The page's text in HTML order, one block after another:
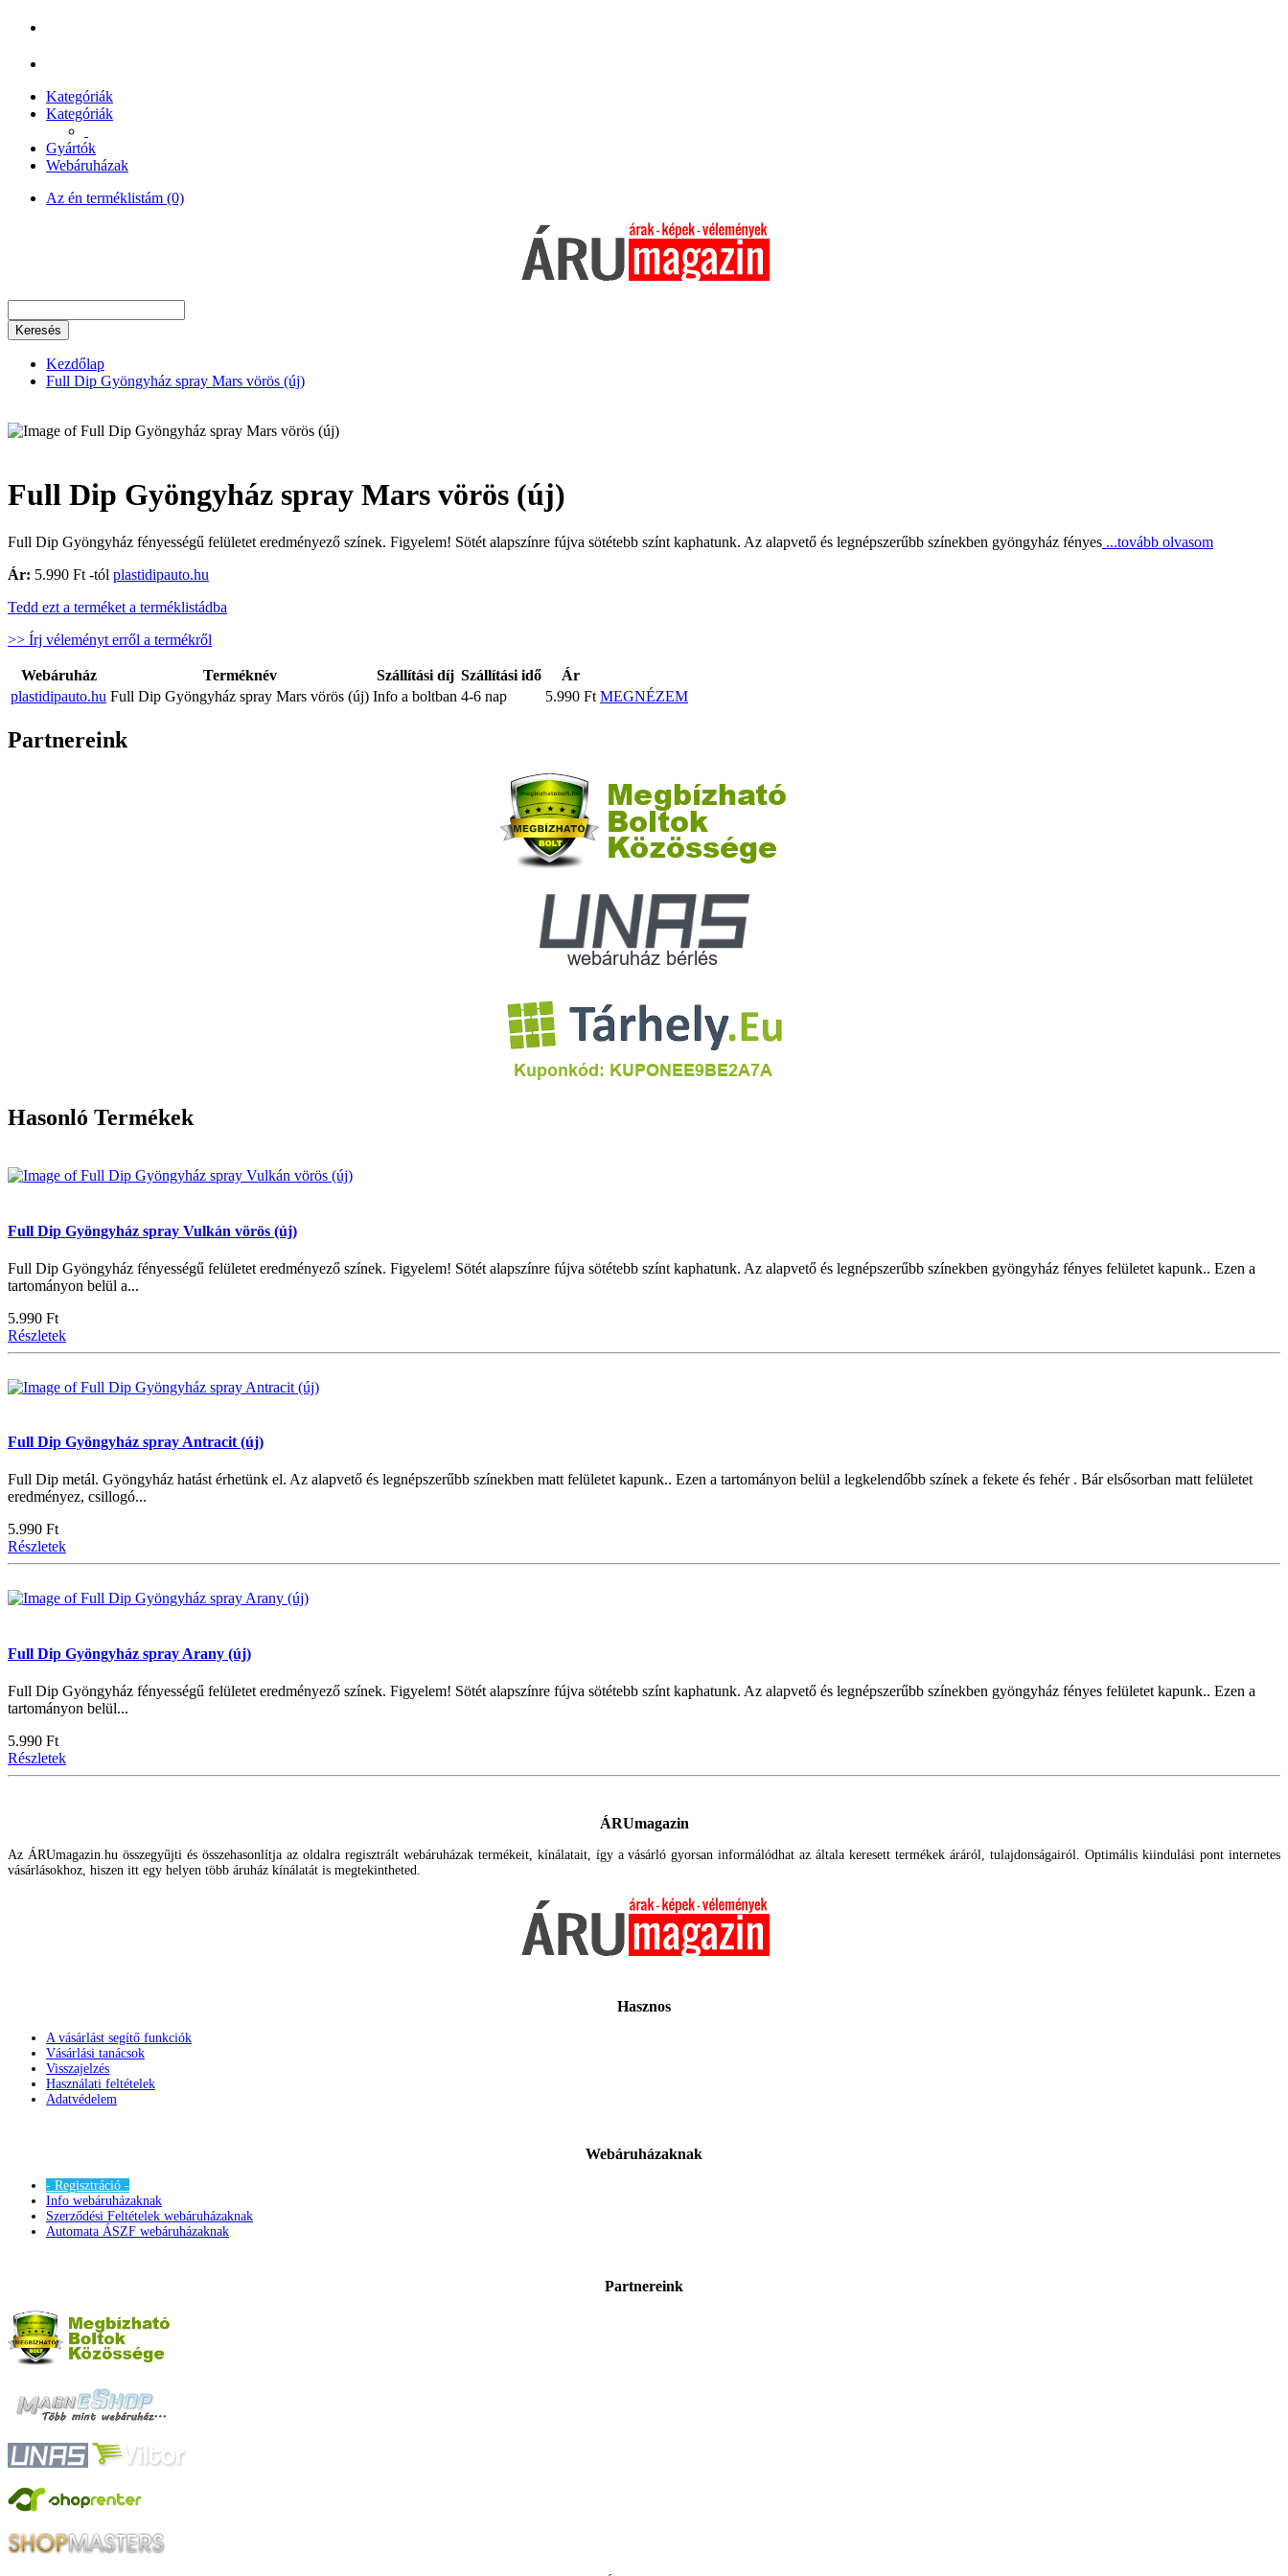
Kategóriák
Kategóriák
Gyártók
Webáruházak
Az én terméklistám (0)
Keresés
Kezdőlap
Full Dip Gyöngyház spray Mars vörös (új)
Full Dip Gyöngyház spray Mars vörös (új)
Full Dip Gyöngyház fényességű felületet eredményező színek. Figyelem! Sötét alapszínre fújva sötétebb színt kaphatunk. Az alapvető és legnépszerűbb színekben gyöngyház fényes ...tovább olvasom
Ár: 5.990 Ft -tól plastidipauto.hu
Tedd ezt a terméket a terméklistádba
>> Írj véleményt erről a termékről
Webáruház Terméknév Szállítási díj Szállítási idő
Ár
plastidipauto.hu Full Dip Gyöngyház spray Mars vörös (új) Info a boltban 4-6 nap 5.990 Ft MEGNÉZEM
Partnereink
Hasonló Termékek
Full Dip Gyöngyház spray Vulkán vörös (új)
Full Dip Gyöngyház fényességű felületet eredményező színek. Figyelem! Sötét alapszínre fújva sötétebb színt kaphatunk. Az alapvető és legnépszerűbb színekben gyöngyház fényes felületet kapunk.. Ezen a
tartományon belül a...
5.990 Ft
Részletek
Full Dip Gyöngyház spray Antracit (új)
Full Dip metál. Gyöngyház hatást érhetünk el. Az alapvető és legnépszerűbb színekben matt felületet kapunk.. Ezen a tartományon belül a legkelendőbb színek a fekete és fehér . Bár elsősorban matt felületet
eredményez, csillogó...
5.990 Ft
Részletek
Full Dip Gyöngyház spray Arany (új)
Full Dip Gyöngyház fényességű felületet eredményező színek. Figyelem! Sötét alapszínre fújva sötétebb színt kaphatunk. Az alapvető és legnépszerűbb színekben gyöngyház fényes felületet kapunk.. Ezen a
tartományon belül...
5.990 Ft
Részletek
ÁRUmagazin
Az ÁRUmagazin.hu összegyűjti és összehasonlítja az oldalra regisztrált webáruházak termékeit, kínálatait, így a vásárló gyorsan informálódhat az általa keresett termékek áráról, tulajdonságairól. Optimális kiindulási pont internetes
vásárlásokhoz, hiszen itt egy helyen több áruház kínálatát is megtekintheted.
Hasznos
A vásárlást segítő funkciók
Vásárlási tanácsok
Visszajelzés
Használati feltételek
Adatvédelem
Webáruházaknak
- Regisztráció -
Info webáruházaknak
Szerződési Feltételek webáruházaknak
Automata ÁSZF webáruházaknak
Partnereink